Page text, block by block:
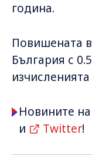
година.
Повишената
България с
Новините
и
Twitter!